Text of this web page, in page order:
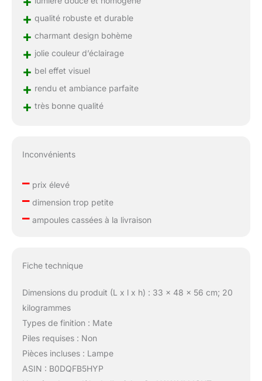
+ qualité robuste et durable
+ charmant design bohème
+ jolie couleur d’éclairage
+ bel effet visuel
+ rendu et ambiance parfaite
+ très bonne qualité
Inconvénients
–prix élevé
–dimension trop petite
–ampoules cassées à la livraison
Fiche technique
Dimensions du produit (L x l x h) : 33 x 48 x 56 cm; 20
kilogrammes
Types de finition : Mate
Piles requises : Non
Pièces incluses : Lampe
ASIN : B0DQFB5HYP